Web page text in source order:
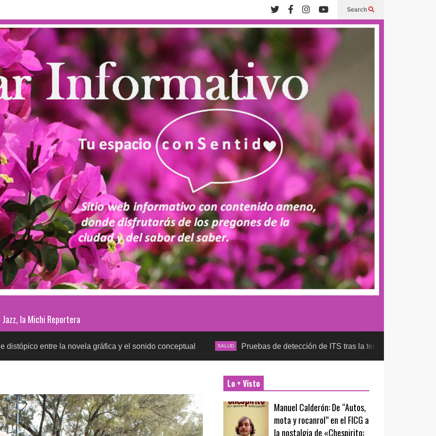
Search
Jazz, la Michi Reportera
la novela gráfica y el sonido conceptual SALUD Pruebas de detección de ITS tras la temporada futbolera,
Lo + Visto
Manuel Calderón: De “Autos,
mota y rocanrol” en el FICG a
la nostalgia de «Chespirito: